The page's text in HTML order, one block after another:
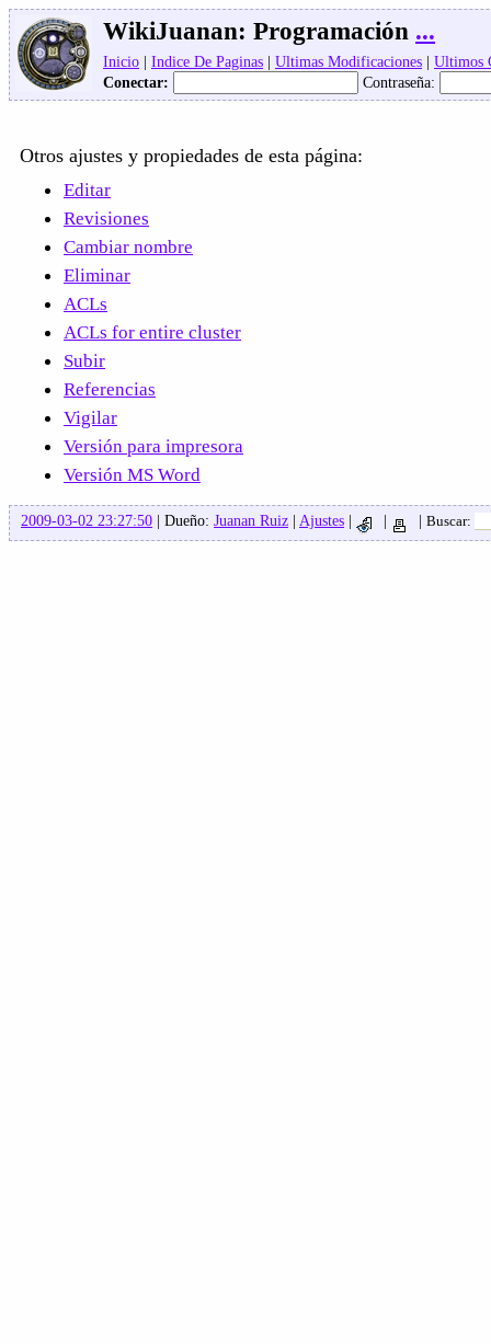
WikiJuanan: Programación ...
Inicio | Indice De Paginas | Ultimas Modificaciones | Ultimos
Conectar:
Contraseña:
Otros ajustes y propiedades de esta página:
Editar
Revisiones
Cambiar nombre
Eliminar
ACLs
ACLs for entire cluster
Subir
Referencias
Vigilar
Versión para impresora
Versión MS Word
2009-03-02 23:27:50 | Dueño: Juanan Ruiz | Ajustes | | | Buscar: